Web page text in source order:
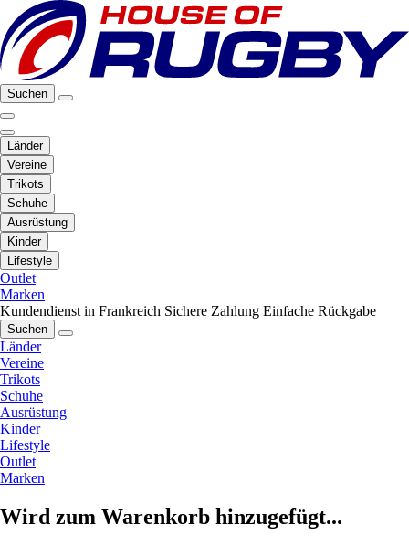
Suchen
Länder
Vereine
Trikots
Schuhe
Ausrüstung
Kinder
Lifestyle
Outlet
Marken
Kundendienst in Frankreich Sichere Zahlung Einfache Rückgabe
Suchen
Länder
Vereine
Trikots
Schuhe
Ausrüstung
Kinder
Lifestyle
Outlet
Marken
Wird zum Warenkorb hinzugefügt...